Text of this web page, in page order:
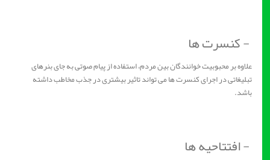
- کنسرت ها
علاوه بر محبوبیت خوانندگان بین مردم، استفاده از پیام صوتی به جای بنرهای
تبلیغاتی در اجرای کنسرت ها می تواند تاثیر بیشتری در جذب مخاطب داشته
باشد.
- افتتاحیه ها